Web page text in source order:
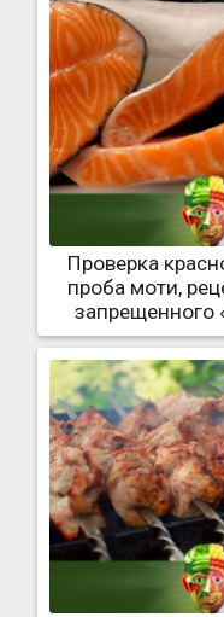
Проверка
проба моти,
запрещенного